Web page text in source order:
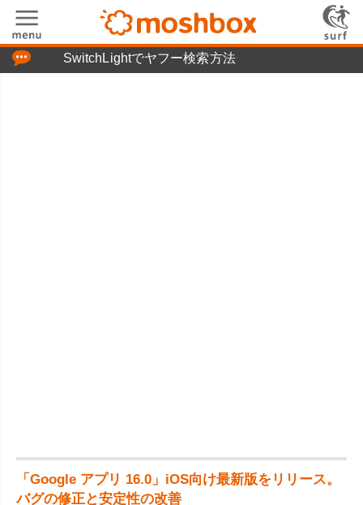
SwitchLightでヤフー検索方法
「Google アプリ 16.0」iOS向け最新版をリリース。
バグの修正と安定性の改善
「つぶやき」の使い方